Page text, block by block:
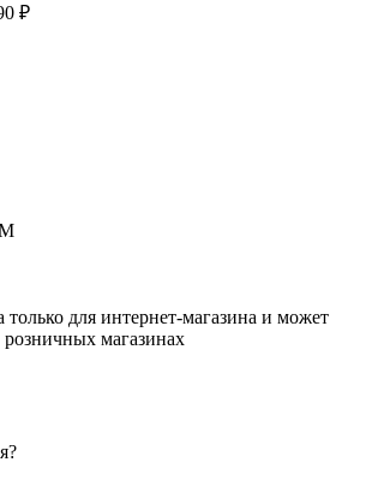
₽
только для интернет-магазина и может
розничных магазинах